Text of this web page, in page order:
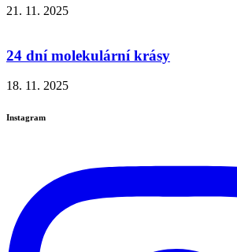
21. 11. 2025
24 dní molekulární krásy
18. 11. 2025
Instagram